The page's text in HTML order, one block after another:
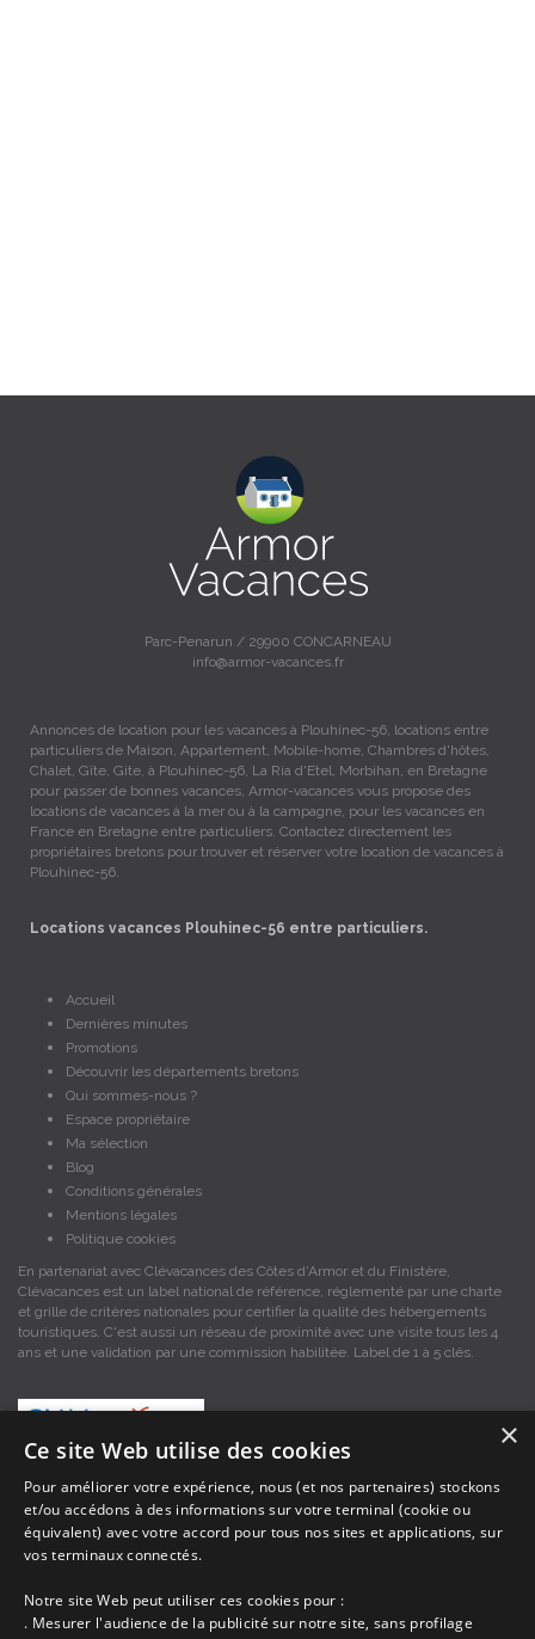
Parc-Penarun / 29900 CONCARNEAU
info@armor-vacances.fr
Annonces de location pour les vacances à Plouhinec-56, locations entre
particuliers de Maison, Appartement, Mobile-home, Chambres d'hôtes,
Chalet, Gîte, Gite, à Plouhinec-56, La Ria d'Etel, Morbihan, en Bretagne
pour passer de bonnes vacances, Armor-vacances vous propose des
locations de vacances à la mer ou à la campagne, pour les vacances en
France en Bretagne entre particuliers. Contactez directement les
propriétaires bretons pour trouver et réserver votre location de vacances à
Plouhinec-56.
Locations vacances Plouhinec-56 entre particuliers.
Accueil
Dernières minutes
Promotions
Découvrir les départements bretons
Qui sommes-nous ?
Espace propriétaire
Ma sélection
Blog
Conditions générales
Mentions légales
Politique cookies
En partenariat avec Clévacances des Côtes d'Armor et du Finistère,
Clévacances est un label national de référence, réglementé par une charte
et grille de critères nationales pour certifier la qualité des hébergements
touristiques. C'est aussi un réseau de proximité avec une visite tous les 4
ans et une validation par une commission habilitée. Label de 1 à 5 clés.
Les descriptions et photos contenues dans le site Armor-vacances sont sous
la responsabilité des propriétaires, ces informations sont indicatives et non
contractuelles. Les données sont protégées par copyright Armor-vacances.
Armor-vacances n'est pas un organisme et ne touche aucune commission
sur les locations, c'est simplement un annuaire d'hébergements de
×
Ce site Web utilise des cookies
Pour améliorer votre expérience, nous (et nos partenaires) stockons
et/ou accédons à des informations sur votre terminal (cookie ou
équivalent) avec votre accord pour tous nos sites et applications, sur
vos terminaux connectés.
Notre site Web peut utiliser ces cookies pour :
. Mesurer l'audience de la publicité sur notre site, sans profilage